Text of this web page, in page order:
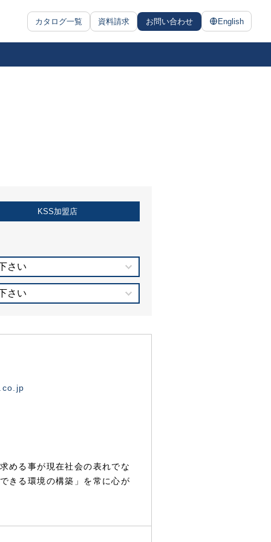
カタログ一覧 資料請求 お問い合わせ English
KSS加盟店
さい
さい
める事が現在社会の表れでな
きる環境の構築」を常に心が